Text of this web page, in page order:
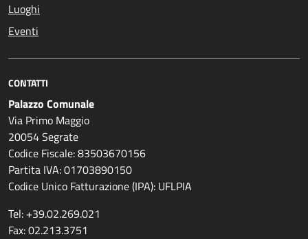
Luoghi
Eventi
CONTATTI
Palazzo Comunale
Via Primo Maggio
20054 Segrate
Codice Fiscale: 83503670156
Partita IVA: 01703890150
Codice Unico Fatturazione (IPA): UFLPIA
Tel: +39.02.269.021
Fax: 02.213.3751